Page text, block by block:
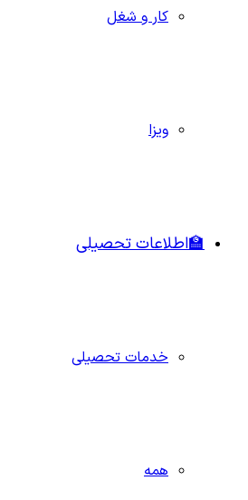
کار و شغل
ویزا
🏫اطلاعات تحصیلی
خدمات تحصیلی
همه